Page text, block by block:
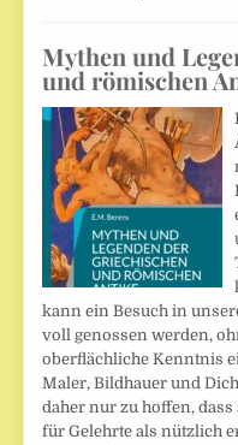
Mythen und
und römischen
kann ein Besuch in
voll genossen werden,
oberflächliche Kenntnis
Maler, Bildhauer und
daher nur zu hoffen,
für Gelehrte als nützlich